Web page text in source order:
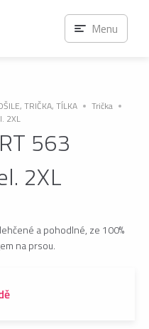
TRIČKA, TÍLKA
Trička
2XL
563
2XL
a pohodlné, ze 100%
na prsou.
Menu